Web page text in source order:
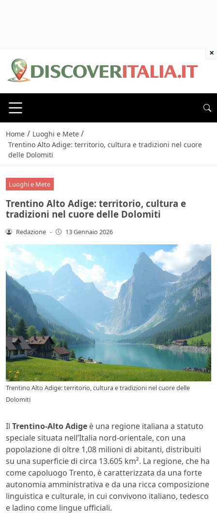
Home / Luoghi e Mete /
Trentino Alto Adige: territorio, cultura e tradizioni nel cuore
delle Dolomiti
Luoghi e Mete
Trentino Alto Adige: territorio, cultura e
tradizioni nel cuore delle Dolomiti
Redazione - 13 Gennaio 2026
Trentino Alto Adige: territorio, cultura e tradizioni nel cuore delle
Dolomiti
Il Trentino-Alto Adige è una regione italiana a statuto
speciale situata nell’Italia nord-orientale, con una
popolazione di oltre 1,08 milioni di abitanti, distribuiti
su una superficie di circa 13.605 km². La regione, che ha
come capoluogo Trento, è caratterizzata da una forte
autonomia amministrativa e da una ricca composizione
linguistica e culturale, in cui convivono italiano, tedesco
e ladino come lingue ufficiali.
×